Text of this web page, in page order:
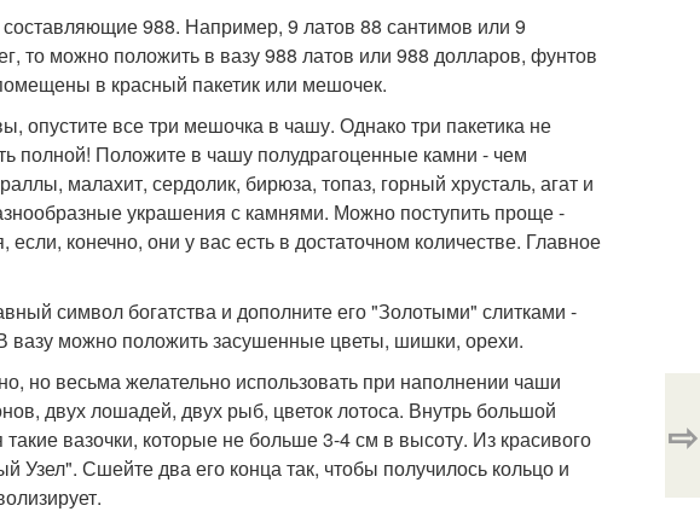
988. Например, 9 латов 88 сантимов или 9
то можно положить в вазу 988 латов или 988 долларов, фунтов
в красный пакетик или мешочек.
опустите все три мешочка в чашу. Однако три пакетика не
полной! Положите в чашу полудрагоценные камни - чем
малахит, сердолик, бирюза, топаз, горный хрусталь, агат и
украшения с камнями. Можно поступить проще -
конечно, они у вас есть в достаточном количестве. Главное
символ богатства и дополните его "Золотыми" слитками -
можно положить засушенные цветы, шишки, орехи.
но весьма желательно использовать при наполнении чаши
двух лошадей, двух рыб, цветок лотоса. Внутрь большой
вазочки, которые не больше 3-4 см в высоту. Из красивого
Узел". Сшейте два его конца так, чтобы получилось кольцо и
⇨